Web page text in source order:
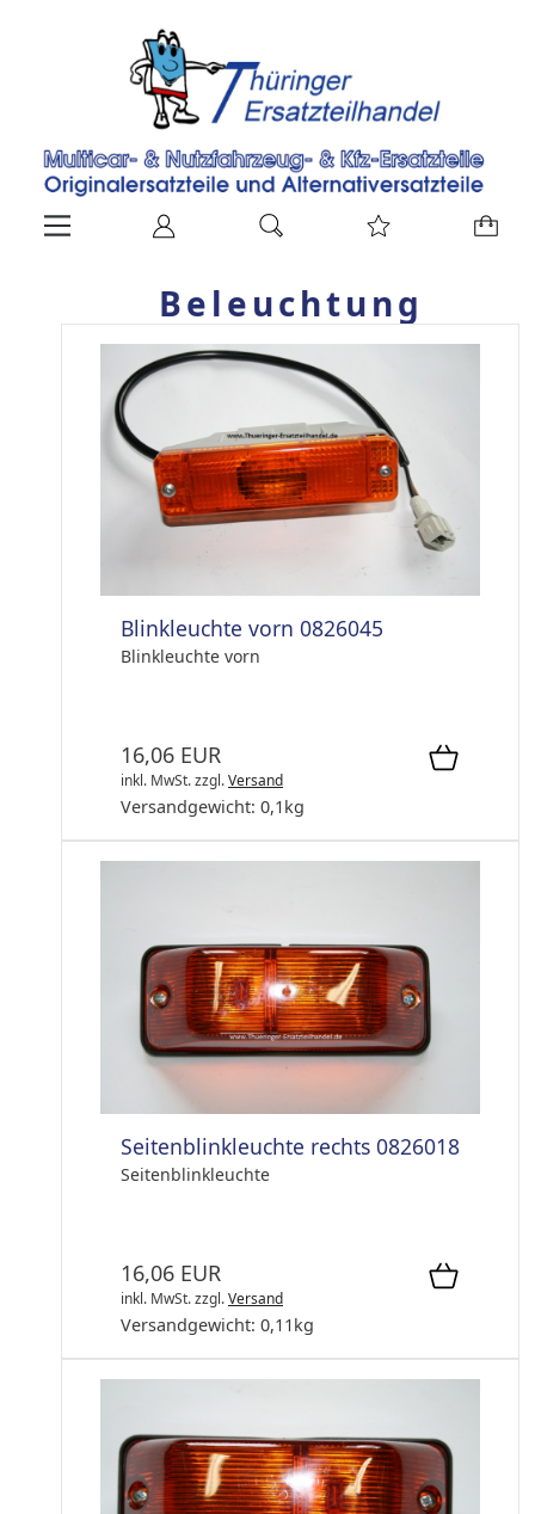
Beleuchtung
Blinkleuchte vorn 0826045
Blinkleuchte vorn
16,06 EUR
inkl. MwSt.zzgl.Versand
Versandgewicht: 0,1 kg
Seitenblinkleuchte rechts 0826018
Seitenblinkleuchte
16,06 EUR
inkl. MwSt.zzgl.Versand
Versandgewicht: 0,11 kg